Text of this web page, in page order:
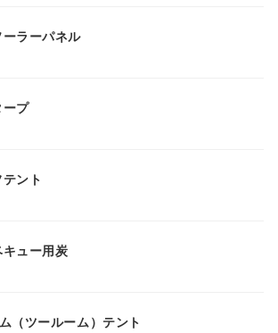
ーラーパネル
ープ
ント
キュー用炭
（ツールーム）テント